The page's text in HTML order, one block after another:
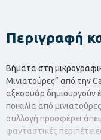
Περιγραφή
Βήματα στη
Μινιατούρες” από την
αξεσουάρ δημιουργούν
ποικιλία από
συλλογή προσφέρει
φανταστικές